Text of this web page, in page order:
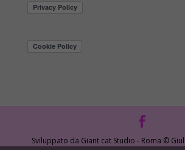
Sviluppato da Giant cat Studio - Roma ©